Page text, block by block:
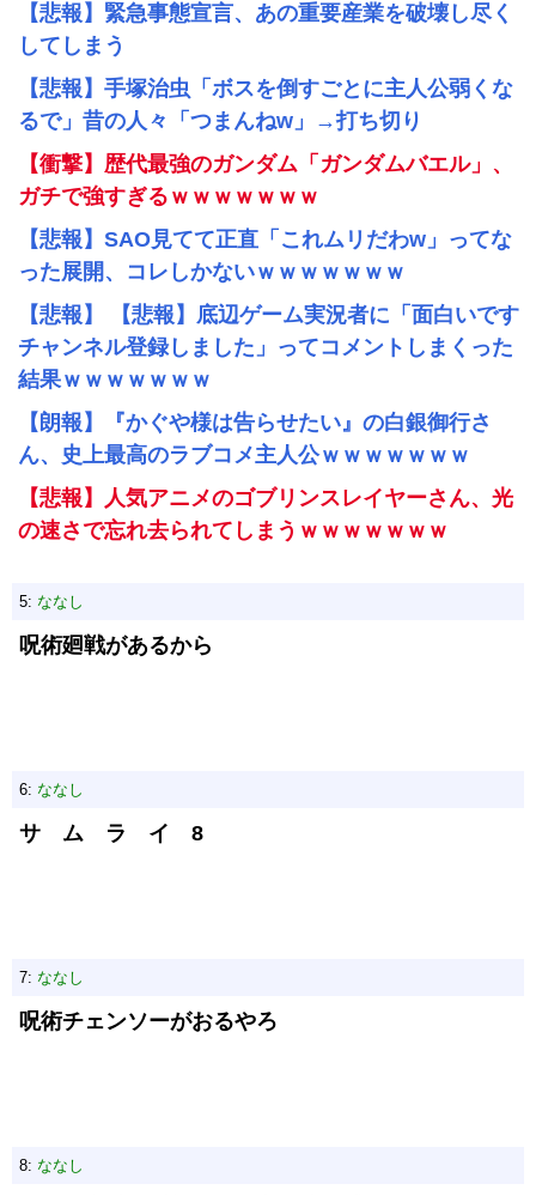
【悲報】緊急事態宣言、あの重要産業を破壊し尽く
してしまう
【悲報】手塚治虫「ボスを倒すごとに主人公弱くな
るで」昔の人々「つまんねw」→打ち切り
【衝撃】歴代最強のガンダム「ガンダムバエル」、
ガチで強すぎるｗｗｗｗｗｗｗ
【悲報】SAO見てて正直「これムリだわw」ってな
った展開、コレしかないｗｗｗｗｗｗｗ
【悲報】 【悲報】底辺ゲーム実況者に「面白いです
チャンネル登録しました」ってコメントしまくった
結果ｗｗｗｗｗｗｗ
【朗報】『かぐや様は告らせたい』の白銀御行さ
ん、史上最高のラブコメ主人公ｗｗｗｗｗｗｗ
【悲報】人気アニメのゴブリンスレイヤーさん、光
の速さで忘れ去られてしまうｗｗｗｗｗｗｗ
5: ななし
呪術廻戦があるから
6: ななし
サ ム ラ イ 8
7: ななし
呪術チェンソーがおるやろ
8: ななし